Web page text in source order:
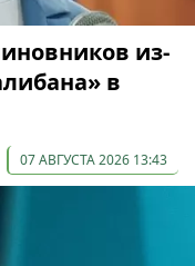
из-
в
07 АВГУСТА 2026 13:43